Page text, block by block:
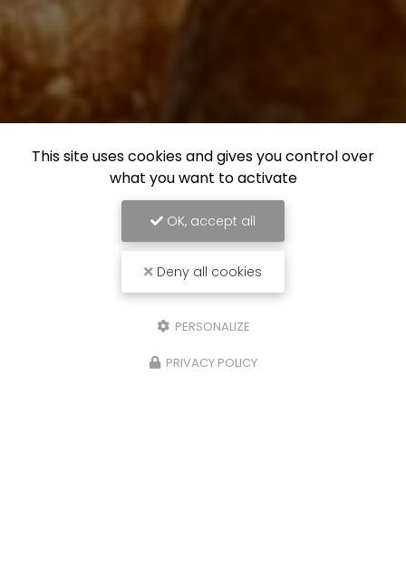
This site uses cookies and gives you control over
what you want to activate
OK, accept all
Deny all cookies
PERSONALIZE
PRIVACY POLICY